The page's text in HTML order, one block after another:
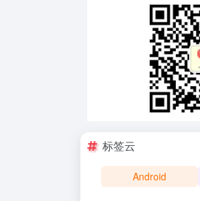
标签云
Android